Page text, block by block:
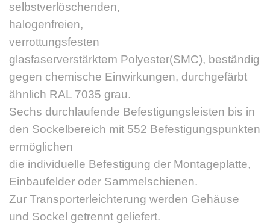
selbstverlöschenden,
halogenfreien,
verrottungsfesten
glasfaserverstärktem Polyester(SMC), beständig
gegen chemische Einwirkungen, durchgefärbt
ähnlich RAL 7035 grau.
Sechs durchlaufende Befestigungsleisten bis in
den Sockelbereich mit 552 Befestigungspunkten
ermöglichen
die individuelle Befestigung der Montageplatte,
Einbaufelder oder Sammelschienen.
Zur Transporterleichterung werden Gehäuse
und Sockel getrennt geliefert.